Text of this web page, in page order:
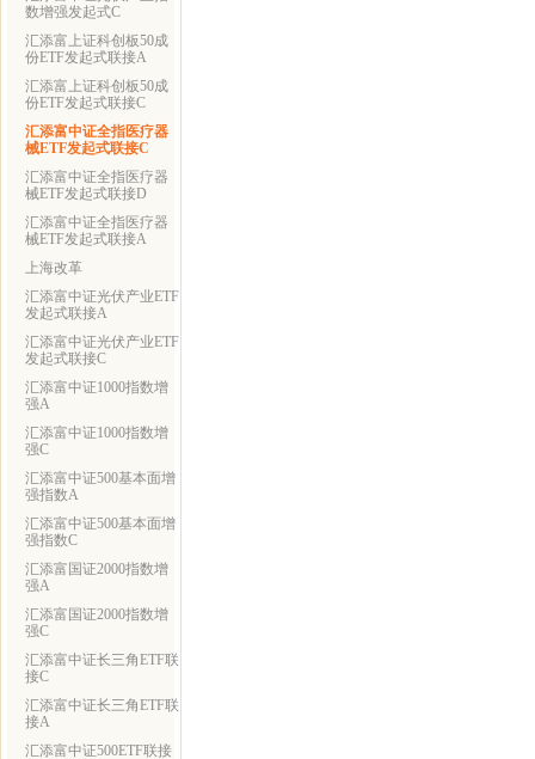
数增强发起式C
汇添富上证科创板50成
份ETF发起式联接A
汇添富上证科创板50成
份ETF发起式联接C
汇添富中证全指医疗器
械ETF发起式联接C
汇添富中证全指医疗器
械ETF发起式联接D
汇添富中证全指医疗器
械ETF发起式联接A
上海改革
汇添富中证光伏产业ETF
发起式联接A
汇添富中证光伏产业ETF
发起式联接C
汇添富中证1000指数增
强A
汇添富中证1000指数增
强C
汇添富中证500基本面增
强指数A
汇添富中证500基本面增
强指数C
汇添富国证2000指数增
强A
汇添富国证2000指数增
强C
汇添富中证长三角ETF联
接C
汇添富中证长三角ETF联
接A
汇添富中证500ETF联接